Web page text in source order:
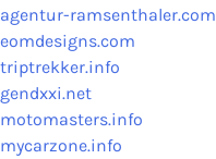
agentur-ramsenthaler.com
eomdesigns.com
triptrekker.info
gendxxi.net
motomasters.info
mycarzone.info